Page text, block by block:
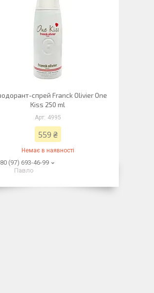
спрей Franck Olivier One
Kiss 250 ml
4995
559 ₴
Немає в наявності
(97) 693-46-99
Павло